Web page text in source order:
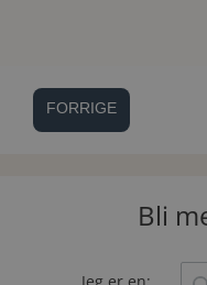
FORRIGE
Bli